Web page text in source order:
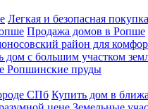
Легкая и безопасная
Продажа домов в Ропше
район для
дом с большим участком
Ропшинские пруды
СПб Купить дом в